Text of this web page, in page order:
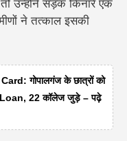
उन्होंने सड़क किनारे एक
ने तत्काल इसकी
गोपालगंज के छात्रों को
22 कॉलेज जुड़े – पढ़े